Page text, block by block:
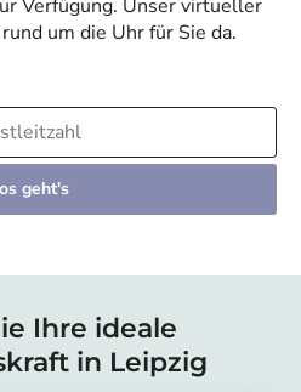
Verfügung. Unser virtueller
um die Uhr für Sie da.
geht's
Ihre ideale
in Leipzig